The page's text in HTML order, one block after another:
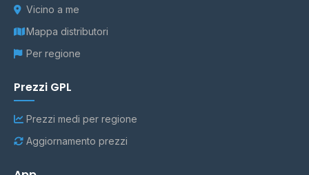
Vicino a me
Mappa distributori
Per regione
Prezzi GPL
Prezzi medi per regione
Aggiornamento prezzi